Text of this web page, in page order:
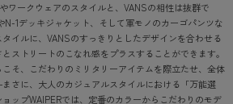
ワークウェアのスタイルと、VANSの相性は抜群で
N-1デッキジャケット、そして軍モノのカーゴパンツな
イルに、VANSのすっきりとしたデザインを合わせる
ストリートのこなれ感をプラスすることができます。
そ、こだわりのミリタリーアイテムを際立たせ、全体
さに、大人のカジュアルスタイルにおける「万能選
ップWAIPERでは、定番のカラーからこだわりのモデ